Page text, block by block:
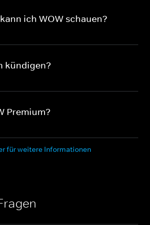
ich WOW schauen?
kündigen?
Premium?
für weitere Informationen